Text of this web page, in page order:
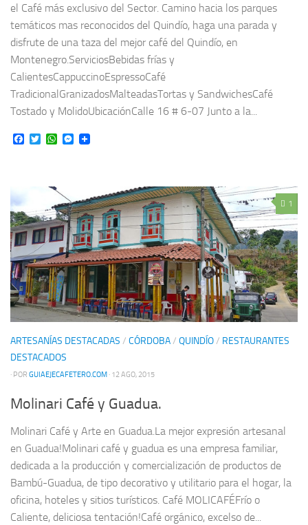
el Café más exclusivo del Sector. Camino hacia los parques
temáticos mas reconocidos del Quindío, haga una parada y
disfrute de una taza del mejor café del Quindío, en
Montenegro.ServiciosBebidas frías y
CalientesCappuccinoEspressoCafé
TradicionalGranizadosMalteadasTortas y SandwichesCafé
Tostado y MolidoUbicaciónCalle 16 # 6-07 Junto a la...
Facebook
TwitterWhatsApp
Messenger
1
ARTESANÍAS DESTACADAS / CÓRDOBA/ QUINDÍO/ RESTAURANTES
DESTACADOS
· POR GUIAEJECAFETERO.COM · 12 AGO, 2015
Molinari Café y Guadua.
Molinari Café y Arte en Guadua.La mejor expresión artesanal
en Guadua!Molinari café y guadua es una empresa familiar,
dedicada a la producción y comercialización de productos de
Bambú-Guadua, de tipo decorativo y utilitario para el hogar, la
oficina, hoteles y sitios turísticos. Café MOLICAFÉFrío o
Caliente, deliciosa tentación!Café orgánico, excelso de...